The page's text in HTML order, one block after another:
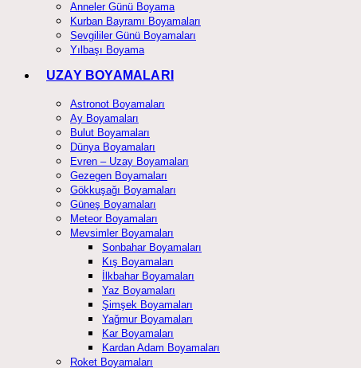
Anneler Günü Boyama
Kurban Bayramı Boyamaları
Sevgililer Günü Boyamaları
Yılbaşı Boyama
UZAY BOYAMALARI
Astronot Boyamaları
Ay Boyamaları
Bulut Boyamaları
Dünya Boyamaları
Evren – Uzay Boyamaları
Gezegen Boyamaları
Gökkuşağı Boyamaları
Güneş Boyamaları
Meteor Boyamaları
Mevsimler Boyamaları
Sonbahar Boyamaları
Kış Boyamaları
İlkbahar Boyamaları
Yaz Boyamaları
Şimşek Boyamaları
Yağmur Boyamaları
Kar Boyamaları
Kardan Adam Boyamaları
Roket Boyamaları